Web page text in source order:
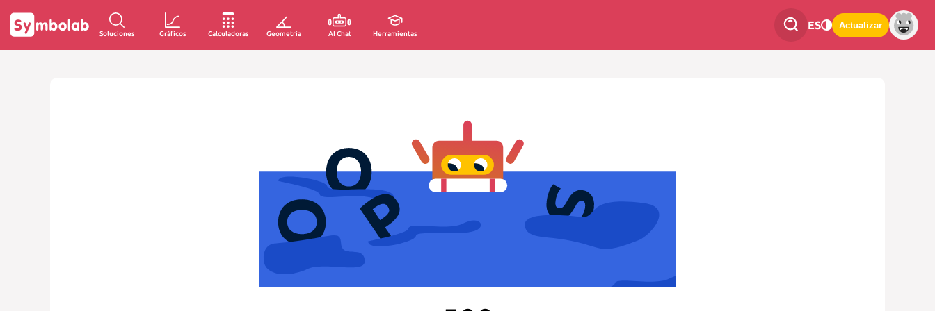
Soluciones Gráficos Calculadoras Geometría AI Chat Herramientas
ES Actualizar